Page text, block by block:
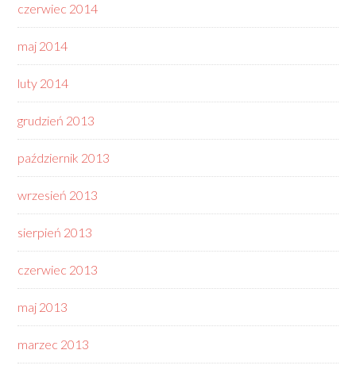
czerwiec 2014
maj 2014
luty 2014
grudzień 2013
październik 2013
wrzesień 2013
sierpień 2013
czerwiec 2013
maj 2013
marzec 2013